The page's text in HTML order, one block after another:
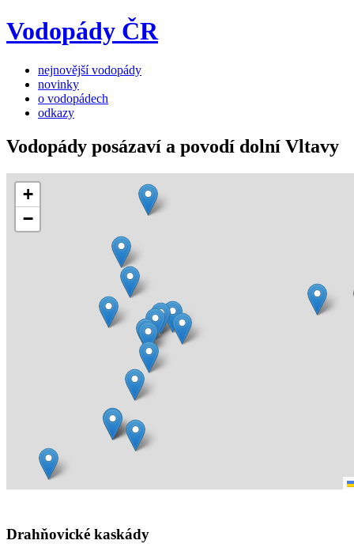
Vodopády ČR
nejnovější vodopády
novinky
o vodopádech
odkazy
Vodopády posázaví a povodí dolní Vltavy
+
−
Drahňovické kaskády